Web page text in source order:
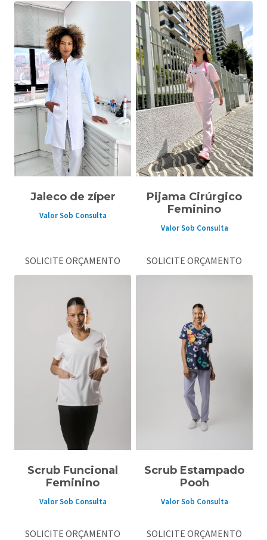
Jaleco de zíper
Valor Sob Consulta
SOLICITE ORÇAMENTO
Pijama Cirúrgico
Feminino
Valor Sob Consulta
SOLICITE ORÇAMENTO
Scrub Funcional
Feminino
Valor Sob Consulta
SOLICITE ORÇAMENTO
Scrub Estampado
Pooh
Valor Sob Consulta
SOLICITE ORÇAMENTO